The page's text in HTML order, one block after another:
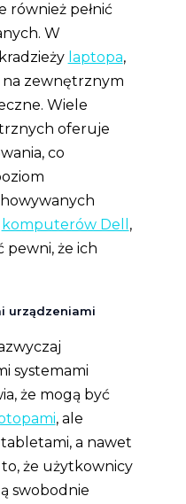
również pełnić
W
laptopa,
zewnętrznym
Wiele
oferuje
co
komputerów Dell ,
że ich
urządzeniami
systemami
że mogą być
, ale
a nawet
że użytkownicy
swobodnie